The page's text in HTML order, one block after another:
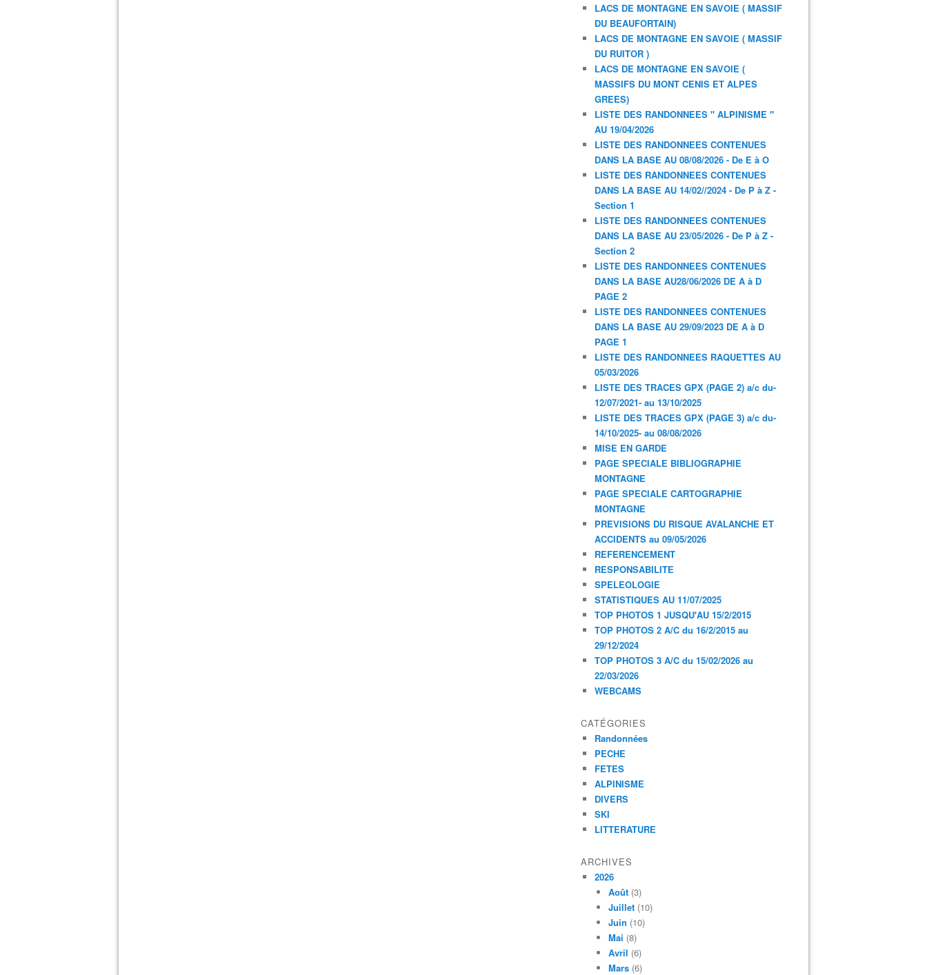
LACS DE MONTAGNE EN SAVOIE ( MASSIF
DU BEAUFORTAIN)
LACS DE MONTAGNE EN SAVOIE ( MASSIF
DU RUITOR )
LACS DE MONTAGNE EN SAVOIE (
MASSIFS DU MONT CENIS ET ALPES
GREES)
LISTE DES RANDONNEES " ALPINISME "
AU 19/04/2026
LISTE DES RANDONNEES CONTENUES
DANS LA BASE AU 08/08/2026 - De E à O
LISTE DES RANDONNEES CONTENUES
DANS LA BASE AU 14/02//2024 - De P à Z -
Section 1
LISTE DES RANDONNEES CONTENUES
DANS LA BASE AU 23/05/2026 - De P à Z -
Section 2
LISTE DES RANDONNEES CONTENUES
DANS LA BASE AU28/06/2026 DE A à D
PAGE 2
LISTE DES RANDONNEES CONTENUES
DANS LA BASE AU 29/09/2023 DE A à D
PAGE 1
LISTE DES RANDONNEES RAQUETTES AU
05/03/2026
LISTE DES TRACES GPX (PAGE 2) a/c du-
12/07/2021- au 13/10/2025
LISTE DES TRACES GPX (PAGE 3) a/c du-
14/10/2025- au 08/08/2026
MISE EN GARDE
PAGE SPECIALE BIBLIOGRAPHIE
MONTAGNE
PAGE SPECIALE CARTOGRAPHIE
MONTAGNE
PREVISIONS DU RISQUE AVALANCHE ET
ACCIDENTS au 09/05/2026
REFERENCEMENT
RESPONSABILITE
SPELEOLOGIE
STATISTIQUES AU 11/07/2025
TOP PHOTOS 1 JUSQU'AU 15/2/2015
TOP PHOTOS 2 A/C du 16/2/2015 au
29/12/2024
TOP PHOTOS 3 A/C du 15/02/2026 au
22/03/2026
WEBCAMS
CATÉGORIES
Randonnées
PECHE
FETES
ALPINISME
DIVERS
SKI
LITTERATURE
ARCHIVES
2026
Août (3)
Juillet (10)
Juin (10)
Mai (8)
Avril (6)
Mars (6)